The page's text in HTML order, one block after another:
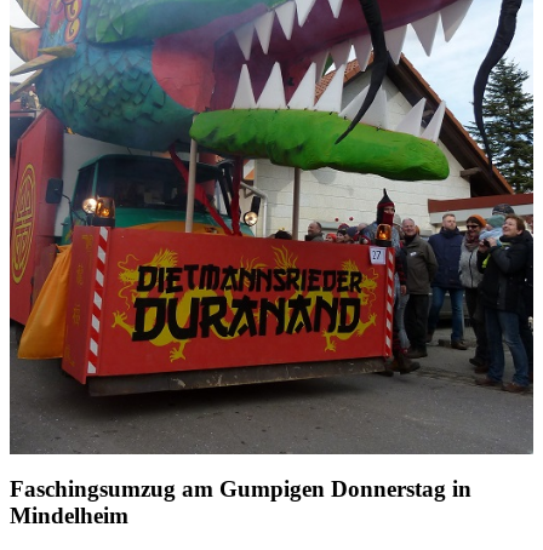
Faschingsumzug am Gumpigen Donnerstag in
Mindelheim